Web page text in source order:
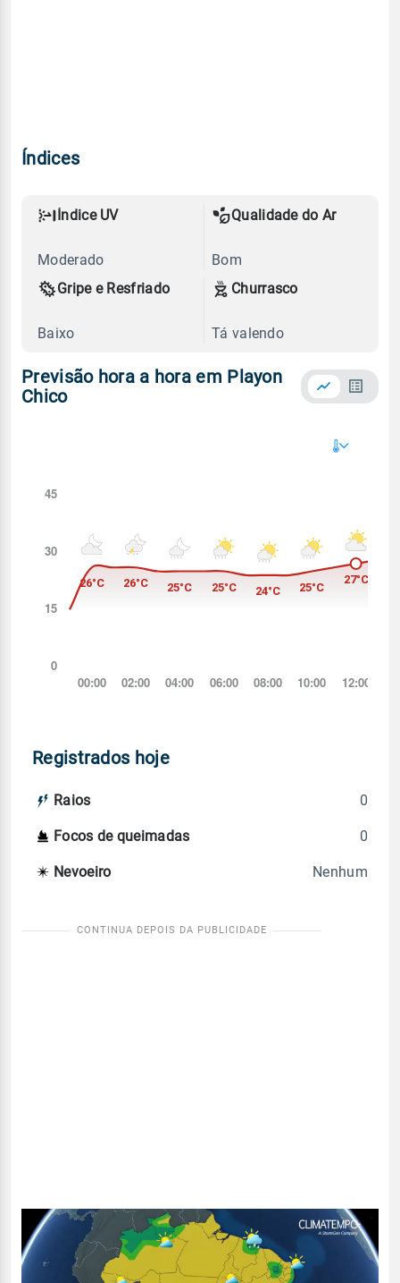
Índices
Índice UV
Moderado
Qualidade do Ar
Bom
Gripe e Resfriado
Baixo
Churrasco
Tá valendo
Previsão hora a hora em Playon
Chico
Registrados hoje
Raios 0
Focos de queimadas 0
Nevoeiro Nenhum